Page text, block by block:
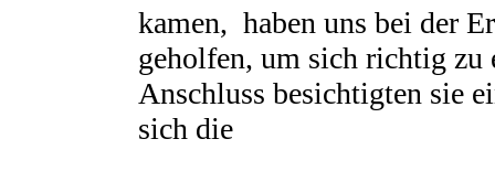
kamen, haben uns bei der
geholfen, um sich richtig zu
Anschluss besichtigten sie
sich die